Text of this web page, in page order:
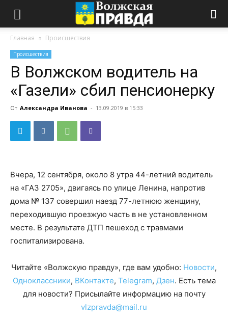
Главная Происшествия
Происшествия
В Волжском водитель на
«Газели» сбил пенсионерку
От Александра Иванова - 13.09.2019 в 15:33
Вчера, 12 сентября, около 8 утра 44-летний водитель
на «ГАЗ 2705», двигаясь по улице Ленина, напротив
дома № 137 совершил наезд 77-летнюю женщину,
переходившую проезжую часть в не установленном
месте. В результате ДТП пешеход с травмами
госпитализирована.
Читайте «Волжскую правду», где вам удобно: Новости,
Одноклассники, ВКонтакте, Telegram, Дзен. Есть тема
для новости? Присылайте информацию на почту
vlzpravda@mail.ru